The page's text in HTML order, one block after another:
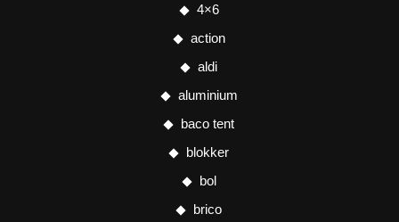
4×6
action
aldi
aluminium
baco tent
blokker
bol
brico